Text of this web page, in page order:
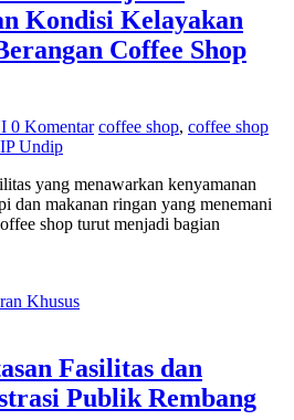
Kondisi Kelayakan
Coffee Shop
0 Komentar coffee shop, coffee shop
Undip
yang menawarkan kenyamanan
dan makanan ringan yang menemani
shop turut menjadi bagian
Khusus
Fasilitas dan
Publik Rembang